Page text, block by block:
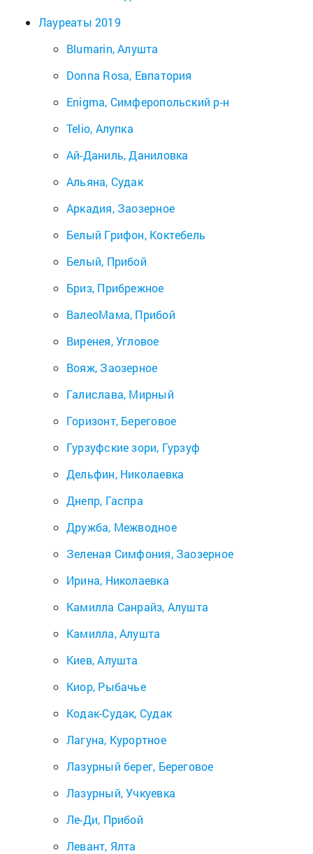
Лауреаты 2019
Blumarin, Алушта
Donna Rosa, Евпатория
Enigma, Симферопольский р-н
Telio, Алупка
Ай-Даниль, Даниловка
Альяна, Судак
Аркадия, Заозерное
Белый Грифон, Коктебель
Белый, Прибой
Бриз, Прибрежное
ВалеоМама, Прибой
Виренея, Угловое
Вояж, Заозерное
Галислава, Мирный
Горизонт, Береговое
Гурзуфские зори, Гурзуф
Дельфин, Николаевка
Днепр, Гаспра
Дружба, Межводное
Зеленая Симфония, Заозерное
Ирина, Николаевка
Камилла Санрайз, Алушта
Камилла, Алушта
Киев, Алушта
Киор, Рыбачье
Кодак-Судак, Судак
Лагуна, Курортное
Лазурный берег, Береговое
Лазурный, Учкуевка
Ле-Ди, Прибой
Левант, Ялта